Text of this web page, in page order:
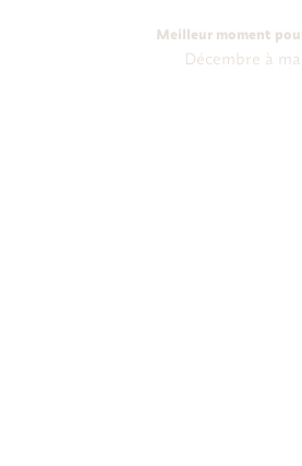
Meilleur moment
Décembre à mai